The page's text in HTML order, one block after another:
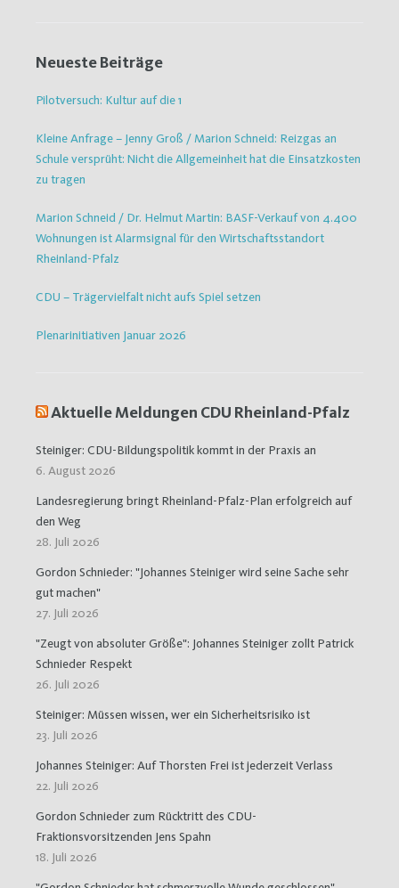
Neueste Beiträge
Pilotversuch: Kultur auf die 1
Kleine Anfrage – Jenny Groß / Marion Schneid: Reizgas an
Schule versprüht: Nicht die Allgemeinheit hat die Einsatzkosten
zu tragen
Marion Schneid / Dr. Helmut Martin: BASF-Verkauf von 4.400
Wohnungen ist Alarmsignal für den Wirtschaftsstandort
Rheinland-Pfalz
CDU – Trägervielfalt nicht aufs Spiel setzen
Plenarinitiativen Januar 2026
Aktuelle Meldungen CDU Rheinland-Pfalz
Steiniger: CDU-Bildungspolitik kommt in der Praxis an
6. August 2026
Landesregierung bringt Rheinland-Pfalz-Plan erfolgreich auf
den Weg
28. Juli 2026
Gordon Schnieder: "Johannes Steiniger wird seine Sache sehr
gut machen"
27. Juli 2026
"Zeugt von absoluter Größe": Johannes Steiniger zollt Patrick
Schnieder Respekt
26. Juli 2026
Steiniger: Müssen wissen, wer ein Sicherheitsrisiko ist
23. Juli 2026
Johannes Steiniger: Auf Thorsten Frei ist jederzeit Verlass
22. Juli 2026
Gordon Schnieder zum Rücktritt des CDU-
Fraktionsvorsitzenden Jens Spahn
18. Juli 2026